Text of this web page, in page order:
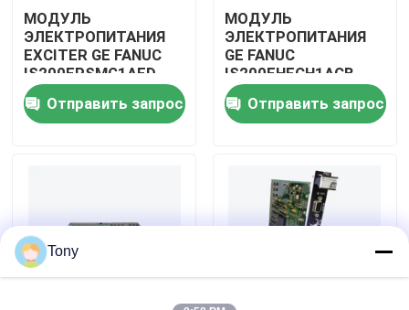
Экскурсия по заводу
Контроль качества
Свяжитесь с нами
Модули Allen Bradley PLC
МОДУЛЬ
ЭЛЕКТРОПИТАНИЯ
EXCITER GE FANUC
IS200EPSMG1AED
Отправить запрос
МОДУЛЬ
ЭЛЕКТРОПИТАНИЯ
GE FANUC
IS200EHFCH1ACB
Отправить запрос
Tony